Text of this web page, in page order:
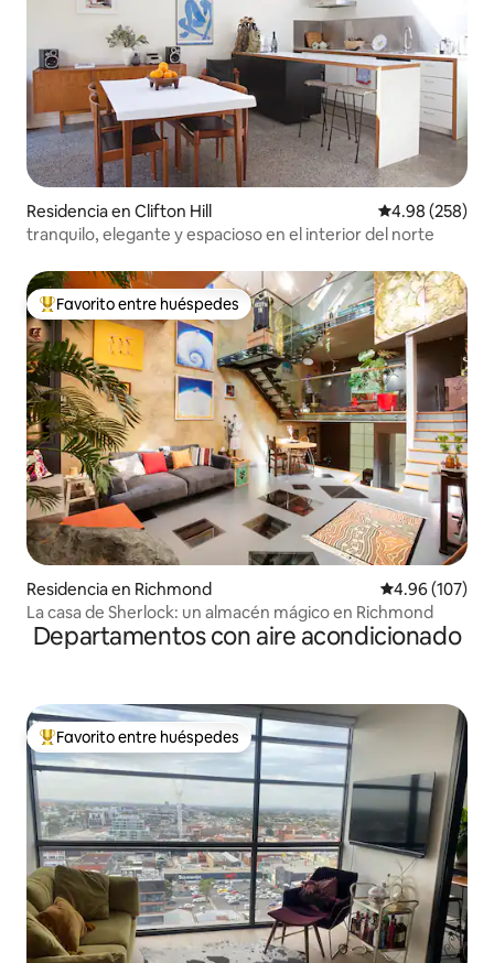
Residencia en Clifton Hill Calificación
4.98 (258)
tranquilo, elegante y espacioso en el interior del norte
De los mejores en Favorito entre huéspedes
Favorito entre huéspedes
Residencia en Richmond Calificación
4.96 (107)
La casa de Sherlock: un almacén mágico en Richmond
Departamentos con aire acondicionado
De los mejores en Favorito entre huéspedes
Favorito entre huéspedes